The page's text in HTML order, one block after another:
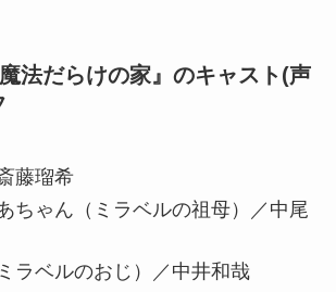
魔法だらけの家』のキャスト(声
藤瑠希
ちゃん（ミラベルの祖母）／中尾
ラベルのおじ）／中井和哉